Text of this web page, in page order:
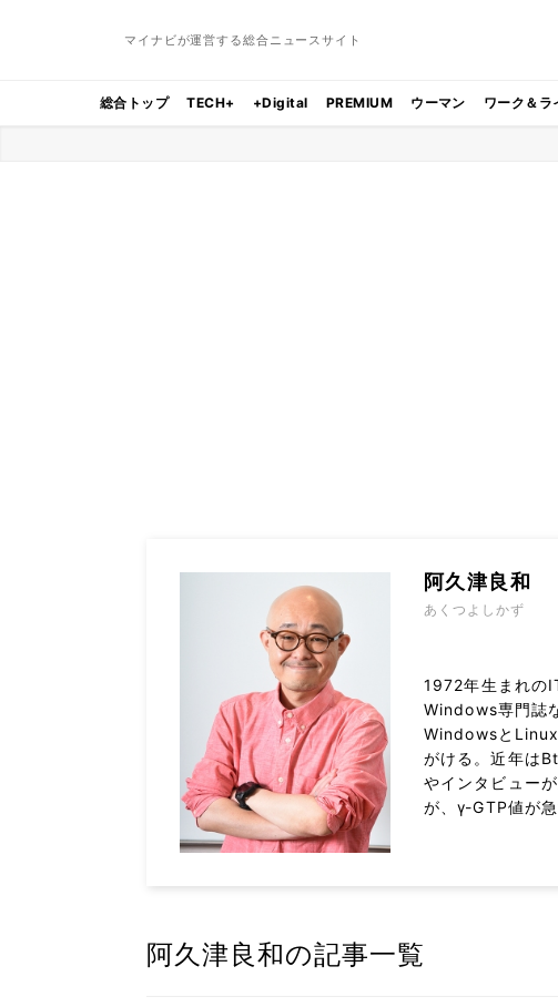
マイナビが運営する総合ニュースサイト
総合トップ TECH+ +Digital PREMIUM ウーマン ワーク＆ラ
阿久津良和
あくつよしかず
1972年生まれの
Windows専門誌
WindowsとLinux
がける。近年は
やインタビュー
が、γ-GTP値が
阿久津良和の記事一覧